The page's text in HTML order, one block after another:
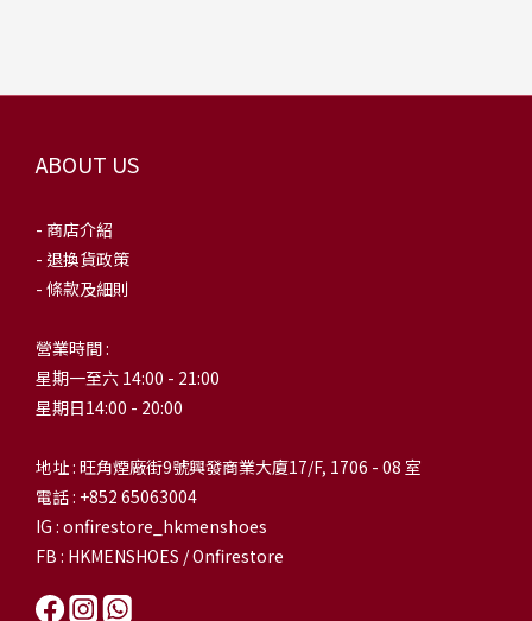
ABOUT US
- 商店介紹
- 退換貨政策
- 條款及細則
營業時間 :
星期一至六 14:00 - 21:00
星期日14:00 - 20:00
地址 : 旺角煙廠街9號興發商業大廈17/F, 1706 - 08 室
電話 : +852 65063004
IG : onfirestore_hkmenshoes
FB : HKMENSHOES / Onfirestore